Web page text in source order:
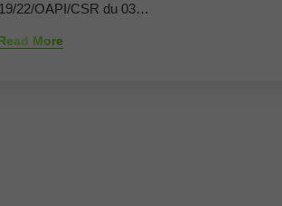
22/OAPI/CSR du 03…
More